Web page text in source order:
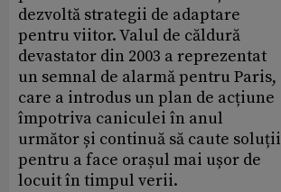
dezvoltă strategii de adaptare
pentru viitor. Valul de căldură
devastator din 2003 a reprezentat
un semnal de alarmă pentru Paris,
care a introdus un plan de acțiune
împotriva caniculei în anul
următor și continuă să caute soluții
pentru a face orașul mai ușor de
locuit în timpul verii.